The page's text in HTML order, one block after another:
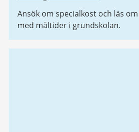
Ansök om specialkost och läs
med måltider i grundskolan.